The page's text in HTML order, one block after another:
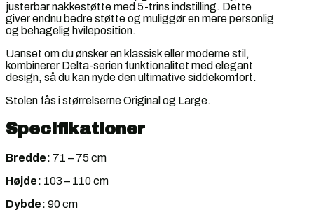
justerbar nakkestøtte med 5-trins indstilling. Dette
giver endnu bedre støtte og muliggør en mere personlig
og behagelig hvileposition.
Uanset om du ønsker en klassisk eller moderne stil,
kombinerer Delta-serien funktionalitet med elegant
design, så du kan nyde den ultimative siddekomfort.
Stolen fås i størrelserne Original og Large.
Specifikationer
Bredde: 71 – 75 cm
Højde: 103 – 110 cm
Dybde: 90 cm